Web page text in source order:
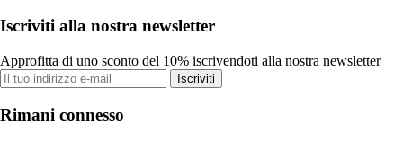
Iscriviti alla nostra newsletter
Approfitta di uno sconto del 10% iscrivendoti alla nostra newsletter
Iscriviti
Rimani connesso